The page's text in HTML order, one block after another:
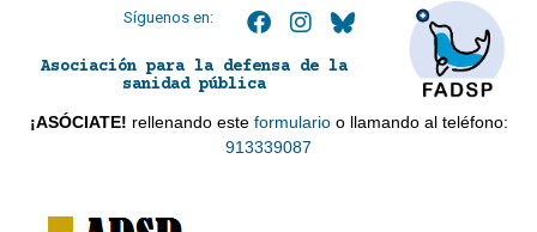
Síguenos en:
Asociación para la defensa de la
sanidad pública
¡ASÓCIATE! rellenando este formularioo llamando al teléfono:
913339087